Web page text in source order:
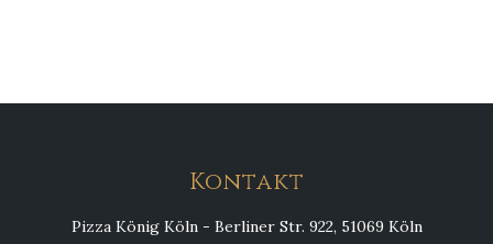
Kontakt
Pizza König Köln - Berliner Str. 922, 51069 Köln